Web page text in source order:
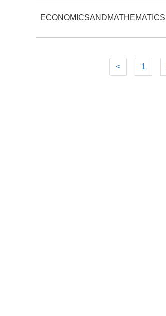
< 1